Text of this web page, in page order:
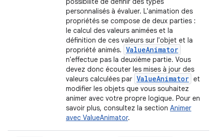
personnalisés à évaluer. L'animation des
propriétés se compose de deux parties :
le calcul des valeurs animées et la
définition de ces valeurs sur l'objet et la
propriété animés. ValueAnimator
n'effectue pas la deuxième partie. Vous
devez donc écouter les mises à jour des
valeurs calculées par ValueAnimator et
modifier les objets que vous souhaitez
animer avec votre propre logique. Pour en
savoir plus, consultez la section Animer
avec ValueAnimator.